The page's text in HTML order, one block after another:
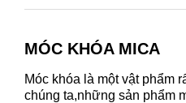
MÓC KHÓA MICA
Móc khóa là một vật phẩm
chúng ta,những sản phẩm